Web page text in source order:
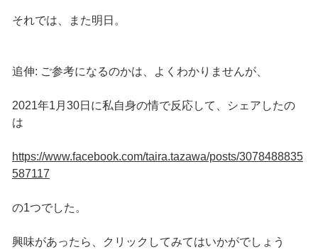
それでは、また明日。
追伸: ご参考になるのかは、よくわかりませんが、
2021年1月30日に私自身の情で反応して、シェアしたの
は
https://www.facebook.com/taira.tazawa/posts/3078488835
587117
の1つでした。
興味があったら、クリックしてみてはいかがでしょう